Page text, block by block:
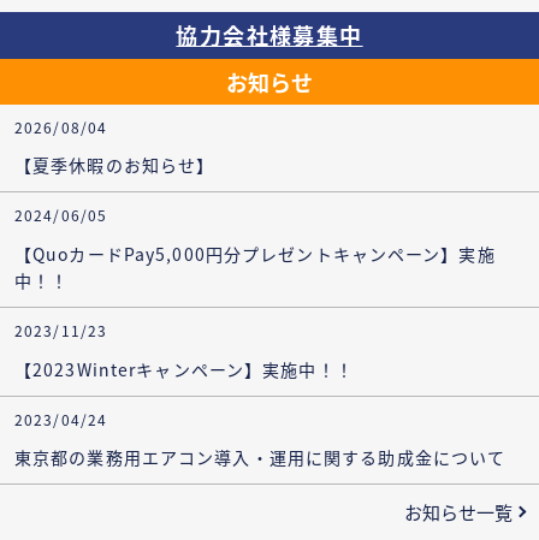
協力会社様募集中
お知らせ
2026/08/04
【夏季休暇のお知らせ】
2024/06/05
【QuoカードPay5,000円分プレゼントキャンペーン】実施
中！！
2023/11/23
【2023Winterキャンペーン】実施中！！
2023/04/24
東京都の業務用エアコン導入・運用に関する助成金について
お知らせ一覧